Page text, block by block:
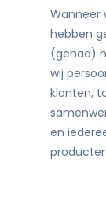
hebben
(gehad)
wij
klanten,
en